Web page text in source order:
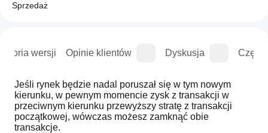
wersji Opinie klientów Dyskusja
Jeśli rynek będzie nadal poruszał się w tym nowym
kierunku, w pewnym momencie zysk z transakcji w
przeciwnym kierunku przewyższy stratę z transakcji
początkowej, wówczas możesz zamknąć obie
transakcje.
Sprzedaż